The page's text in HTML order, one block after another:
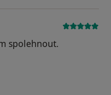
spolehnout.
Pacient